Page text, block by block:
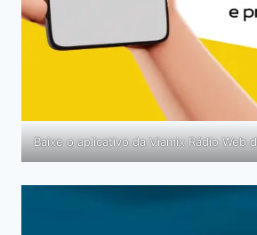
Baixe o aplicativo da Viamix Rádio Web